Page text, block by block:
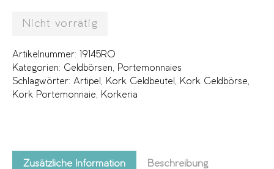
Nicht vorrätig
Artikelnummer:
19145RO
Kategorien: Geldbörsen
Portemonnaies
Schlagwörter: Artipel Kork Geldbeutel Kork Geldbörse
Kork Portemonnaie
Korkeria
Zusätzliche Information Beschreibung